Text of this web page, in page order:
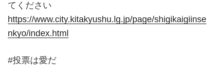
てください
https://www.city.kitakyushu.lg.jp/page/shigikaigiinse
nkyo/index.html
#投票は愛だ